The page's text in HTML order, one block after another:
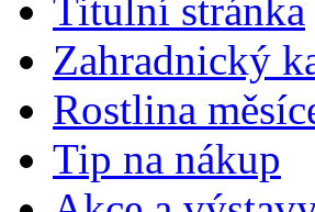
Titulní stránka
Zahradnický
Rostlina
Tip na nákup